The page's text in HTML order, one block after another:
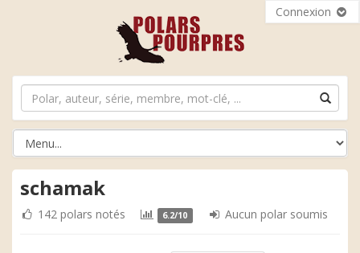
Connexion
schamak
142 polars notés 6.2/10 Aucun polar soumis